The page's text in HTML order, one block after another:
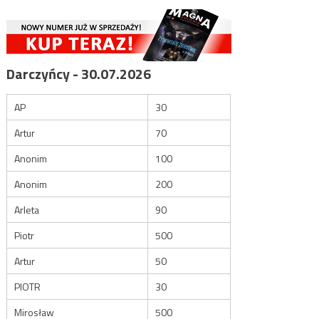
Darczyńcy - 30.07.2026
AP
30
Artur
70
Anonim
100
Anonim
200
Arleta
90
Piotr
500
Artur
50
PIOTR
30
Mirosław
500